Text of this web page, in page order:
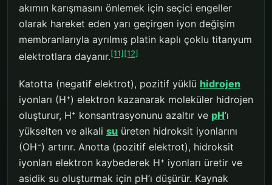
akımın karışmasını önlemek için seçici engeller
olarak hareket eden yarı geçirgen iyon değişim
membranlarıyla ayrılmış platin kaplı çoklu titanyum
elektrotlara dayanır.[11] [12]
Katotta (negatif elektrot), pozitif yüklü hidrojen
iyonları (H⁺) elektron kazanarak moleküler hidrojen
oluşturur, H⁺ konsantrasyonunu azaltır ve pH’ı
yükselten ve alkali su üreten hidroksit iyonlarını
(OH⁻) artırır. Anotta (pozitif elektrot), hidroksit
iyonları elektron kaybederek H⁺ iyonları üretir ve
asidik su oluşturmak için pH’ı düşürür. Kaynak